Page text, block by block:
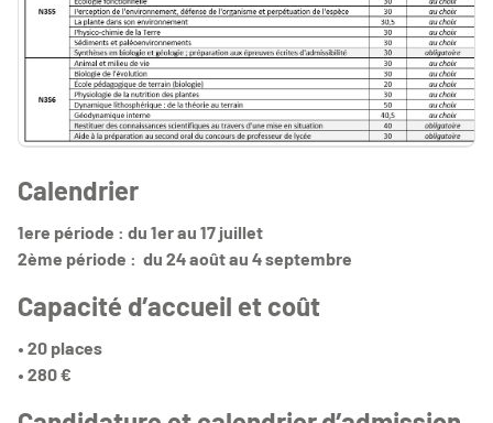
Calendrier
1ere période : du 1er au 17 juillet
2ème période : du 24 août au 4 septembre
Capacité d’accueil et coût
• 20 places
• 280 €